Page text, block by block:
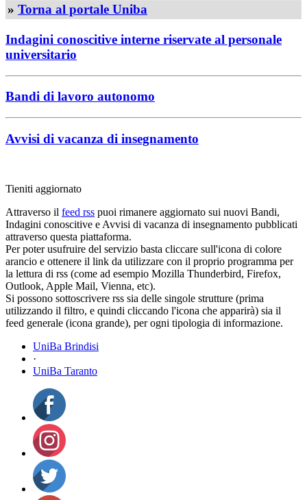
» Torna al portale Uniba
Indagini conoscitive interne riservate al personale
universitario
Bandi di lavoro autonomo
Avvisi di vacanza di insegnamento
Tieniti aggiornato
Attraverso il feed rss puoi rimanere aggiornato sui nuovi Bandi,
Indagini conoscitive e Avvisi di vacanza di insegnamento pubblicati
attraverso questa piattaforma.
Per poter usufruire del servizio basta cliccare sull'icona di colore
arancio e ottenere il link da utilizzare con il proprio programma per
la lettura di rss (come ad esempio Mozilla Thunderbird, Firefox,
Outlook, Apple Mail, Vienna, etc).
Si possono sottoscrivere rss sia delle singole strutture (prima
utilizzando il filtro, e quindi cliccando l'icona che apparirà) sia il
feed generale (icona grande), per ogni tipologia di informazione.
UniBa Brindisi
·
UniBa Taranto